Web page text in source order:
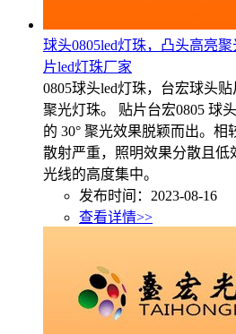
球头0805led灯珠，凸头高亮
片led灯珠厂家
0805球头led灯珠，台宏球头
聚光灯珠。 贴片台宏0805 球
的 30° 聚光效果脱颖而出。
散射严重，照明效果分散且低
光线的高度集中。
发布时间：2023-08-16
查看详情>>